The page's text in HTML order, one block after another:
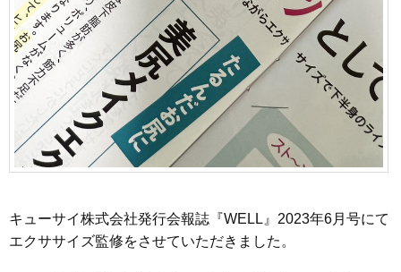
キューサイ株式会社発行会報誌『WELL』2023年6月号にて
エクササイズ監修をさせていただきました。